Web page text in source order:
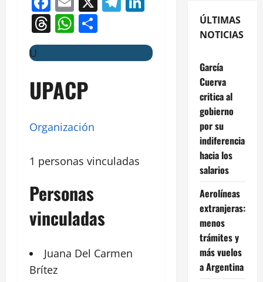
Threads
WhatsApp
U
UPACP
Organización
1 personas vinculadas
Personas
vinculadas
Juana Del Carmen
Brítez
ÚLTIMAS
NOTICIAS
García
Cuerva
critica al
gobierno
por su
indiferencia
hacia los
salarios
Aerolíneas
extranjeras:
menos
trámites y
más vuelos
a Argentina